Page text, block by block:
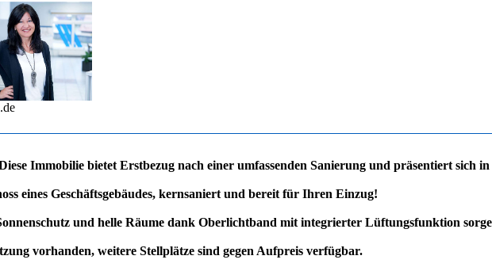
Immobilie bietet Erstbezug nach einer umfassenden Sanierung und präsentiert sich
eines Geschäftsgebäudes, kernsaniert und bereit für Ihren Einzug!
und helle Räume dank Oberlichtband mit integrierter Lüftungsfunktion
vorhanden, weitere Stellplätze sind gegen Aufpreis verfügbar.